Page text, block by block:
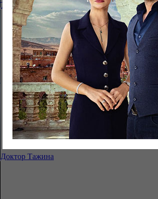
Тағдырлас тамырлар
Доктор Тажина